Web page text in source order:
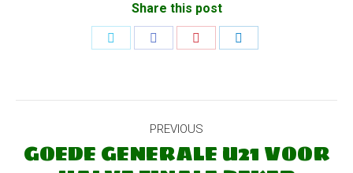
Share this post
POST
NAVIGATION
PREVIOUS
Previous
GOEDE GENERALE U21 VOOR